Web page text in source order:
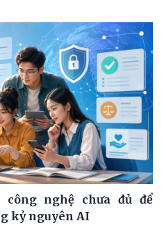
nghệ chưa đủ để
kỷ nguyên AI